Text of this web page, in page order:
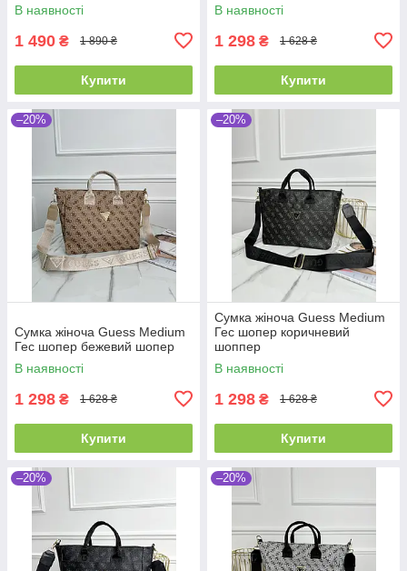
В наявності
1 490 ₴ 1 890 ₴
Купити
В наявності
1 298 ₴ 1 628 ₴
Купити
–20%
Сумка жіноча Guess Medium
Гес шопер бежевий шопер
В наявності
1 298 ₴ 1 628 ₴
Купити
–20%
Сумка жіноча Guess Medium
Гес шопер коричневий
шоппер
В наявності
1 298 ₴ 1 628 ₴
Купити
–20% –20%